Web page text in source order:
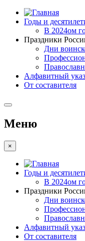
Годы и
В 2024ом
Праздники
Дни
Алфавитный
От составителя
Меню
×
Годы и
В 2024ом
Праздники
Дни
Алфавитный
От составителя